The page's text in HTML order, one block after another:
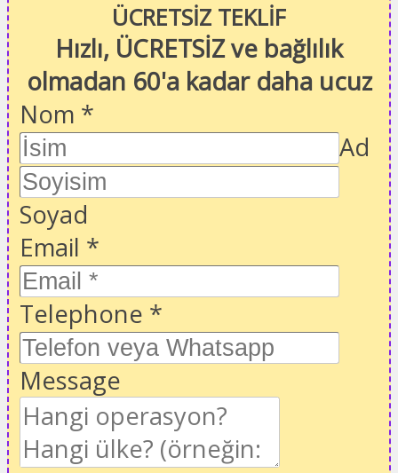
ÜCRETSİZ TEKLİF
Hızlı, ÜCRETSİZ ve bağlılık
olmadan 60'a kadar daha ucuz
Nom *
Ad
Soyad
Email *
Telephone *
Message